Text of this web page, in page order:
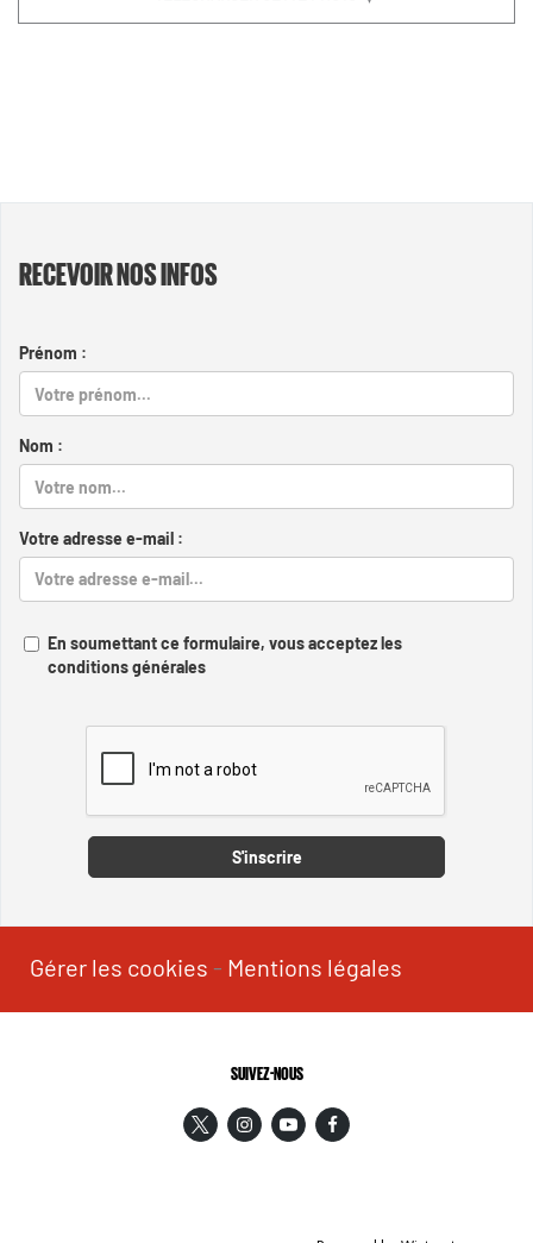
RECEVOIR NOS INFOS
Prénom :
Nom :
Votre adresse e-mail :
En soumettant ce formulaire, vous acceptez les
conditions générales
S'inscrire
Gérer les cookies - Mentions légales
SUIVEZ-NOUS